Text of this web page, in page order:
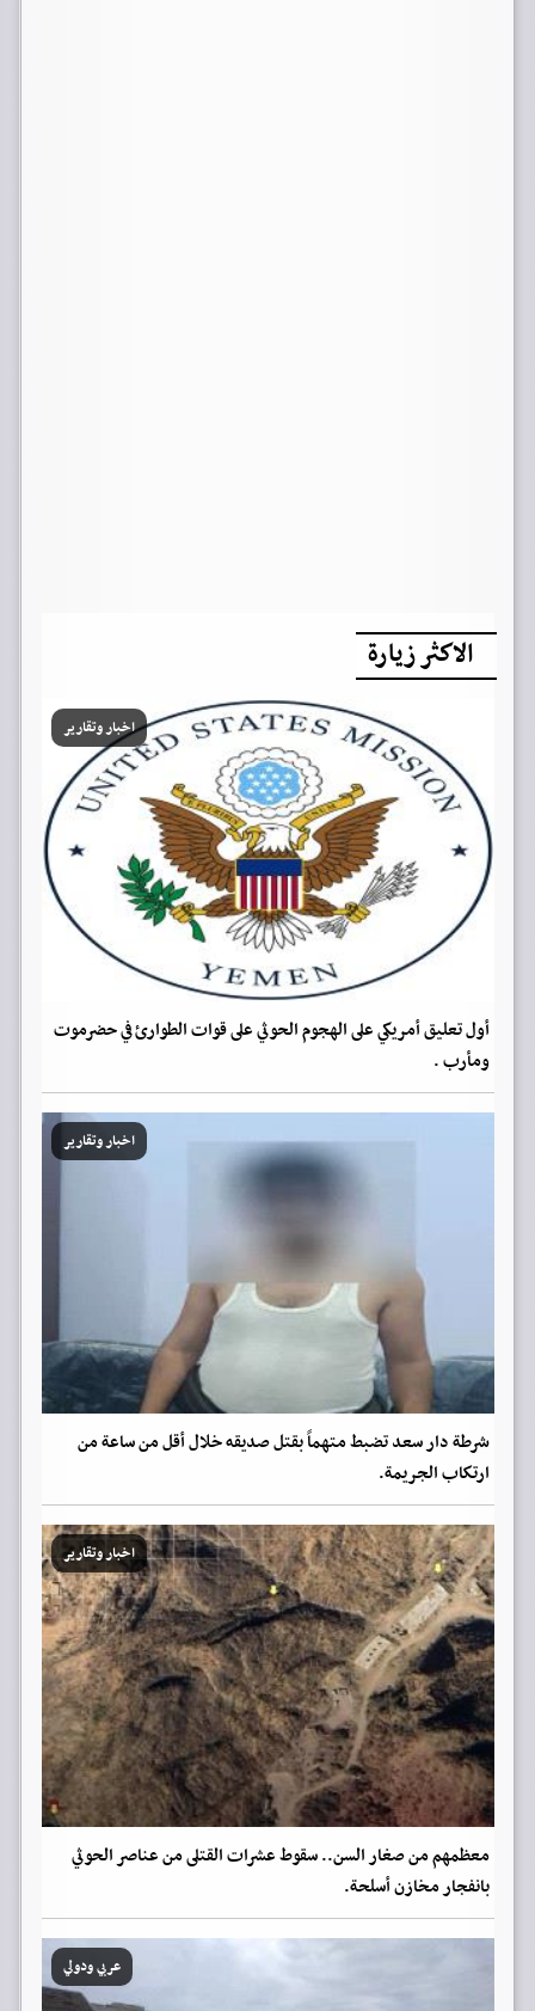
الاكثر زيارة
اخبار وتقارير
أول تعليق أمريكي على الهجوم الحوثي على قوات الطوارئ في حضرموت
ومأرب .
اخبار وتقارير
شرطة دار سعد تضبط متهماً بقتل صديقه خلال أقل من ساعة من
ارتكاب الجريمة.
اخبار وتقارير
معظمهم من صغار السن.. سقوط عشرات القتلى من عناصر الحوثي
بانفجار مخازن أسلحة.
عربي ودولي